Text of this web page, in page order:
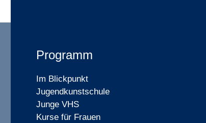
Programm
Im Blickpunkt
Jugendkunstschule
Junge VHS
Kurse für Frauen